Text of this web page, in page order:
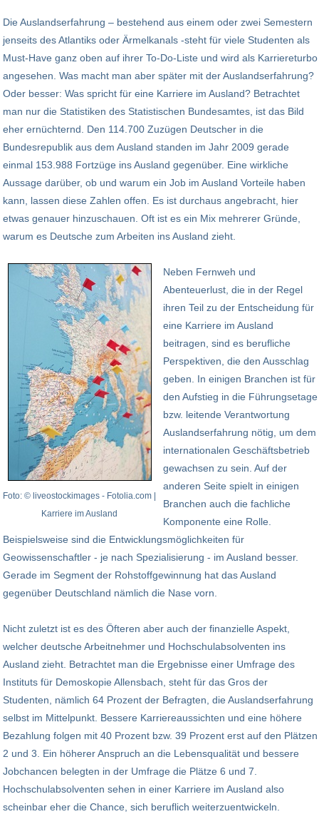
Die Auslandserfahrung – bestehend aus einem oder zwei Semestern
jenseits des Atlantiks oder Ärmelkanals -steht für viele Studenten als
Must-Have ganz oben auf ihrer To-Do-Liste und wird als Karriereturbo
angesehen. Was macht man aber später mit der Auslandserfahrung?
Oder besser: Was spricht für eine Karriere im Ausland? Betrachtet
man nur die Statistiken des Statistischen Bundesamtes, ist das Bild
eher ernüchternd. Den 114.700 Zuzügen Deutscher in die
Bundesrepublik aus dem Ausland standen im Jahr 2009 gerade
einmal 153.988 Fortzüge ins Ausland gegenüber. Eine wirkliche
Aussage darüber, ob und warum ein Job im Ausland Vorteile haben
kann, lassen diese Zahlen offen. Es ist durchaus angebracht, hier
etwas genauer hinzuschauen. Oft ist es ein Mix mehrerer Gründe,
warum es Deutsche zum Arbeiten ins Ausland zieht.
Foto: © liveostockimages - Fotolia.com |
Karriere im Ausland
Neben Fernweh und
Abenteuerlust, die in der Regel
ihren Teil zu der Entscheidung für
eine Karriere im Ausland
beitragen, sind es berufliche
Perspektiven, die den Ausschlag
geben. In einigen Branchen ist für
den Aufstieg in die Führungsetage
bzw. leitende Verantwortung
Auslandserfahrung nötig, um dem
internationalen Geschäftsbetrieb
gewachsen zu sein. Auf der
anderen Seite spielt in einigen
Branchen auch die fachliche
Komponente eine Rolle.
Beispielsweise sind die Entwicklungsmöglichkeiten für
Geowissenschaftler - je nach Spezialisierung - im Ausland besser.
Gerade im Segment der Rohstoffgewinnung hat das Ausland
gegenüber Deutschland nämlich die Nase vorn.
Nicht zuletzt ist es des Öfteren aber auch der finanzielle Aspekt,
welcher deutsche Arbeitnehmer und Hochschulabsolventen ins
Ausland zieht. Betrachtet man die Ergebnisse einer Umfrage des
Instituts für Demoskopie Allensbach, steht für das Gros der
Studenten, nämlich 64 Prozent der Befragten, die Auslandserfahrung
selbst im Mittelpunkt. Bessere Karriereaussichten und eine höhere
Bezahlung folgen mit 40 Prozent bzw. 39 Prozent erst auf den Plätzen
2 und 3. Ein höherer Anspruch an die Lebensqualität und bessere
Jobchancen belegten in der Umfrage die Plätze 6 und 7.
Hochschulabsolventen sehen in einer Karriere im Ausland also
scheinbar eher die Chance, sich beruflich weiterzuentwickeln.